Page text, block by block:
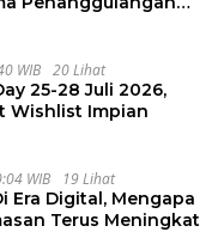
WIB 20 Lihat
25-28 Juli 2026,
Wishlist Impian
WIB 19 Lihat
Era Digital, Mengapa
Terus Meningkat